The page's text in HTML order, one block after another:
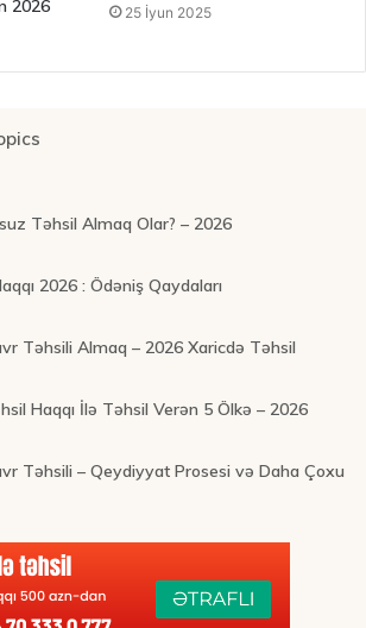
2026
25 İyun 2025
Təhsil Almaq Olar? – 2026
2026 : Ödəniş Qaydaları
Təhsili Almaq – 2026 Xaricdə Təhsil
Haqqı İlə Təhsil Verən 5 Ölkə – 2026
Təhsili – Qeydiyyat Prosesi və Daha Çoxu